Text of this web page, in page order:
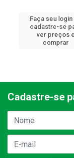
Faça seu login
cadastre-se
ver preços e
comprar
Cadastre-se